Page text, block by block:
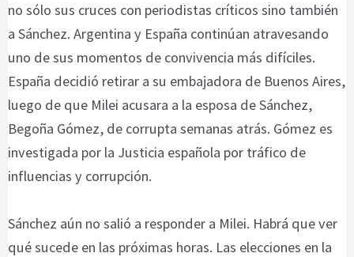
no sólo sus cruces con periodistas críticos sino también
a Sánchez. Argentina y España continúan atravesando
uno de sus momentos de convivencia más difíciles.
España decidió retirar a su embajadora de Buenos Aires,
luego de que Milei acusara a la esposa de Sánchez,
Begoña Gómez, de corrupta semanas atrás. Gómez es
investigada por la Justicia española por tráfico de
influencias y corrupción.
Sánchez aún no salió a responder a Milei. Habrá que ver
qué sucede en las próximas horas. Las elecciones en la